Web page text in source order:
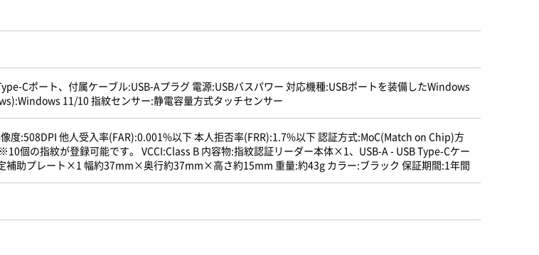
Cポート、付属ケーブル:USB-Aプラグ 電源:USBバスパワー 対応機種:USBポートを装備したWindows
11/10 指紋センサー:静電容量方式タッチセンサー
度:508DPI 他人受入率(FAR):0.001%以下 本人拒否率(FRR):1.7%以下 認証方式:MoC(Match on Chip)方
個の指紋が登録可能です。 VCCI:Class B 内容物:指紋認証リーダー本体×1、USB-A - USB Type-Cケー
補助プレート×1 幅約37mm×奥行約37mm×高さ約15mm 重量:約43g カラー:ブラック 保証期間:1年間